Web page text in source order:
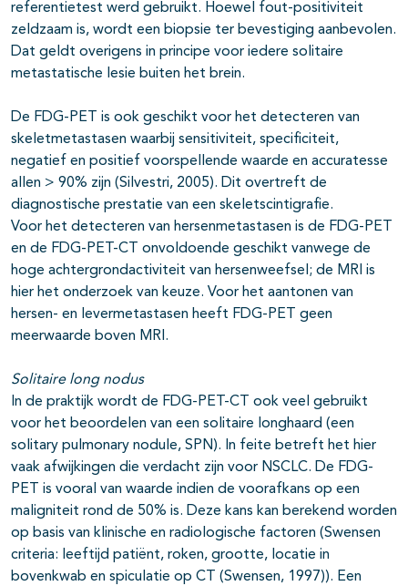
referentietest werd gebruikt. Hoewel fout-positiviteit
zeldzaam is, wordt een biopsie ter bevestiging aanbevolen.
Dat geldt overigens in principe voor iedere solitaire
metastatische lesie buiten het brein.
De FDG-PET is ook geschikt voor het detecteren van
skeletmetastasen waarbij sensitiviteit, specificiteit,
negatief en positief voorspellende waarde en accuratesse
allen > 90% zijn (Silvestri, 2005). Dit overtreft de
diagnostische prestatie van een skeletscintigrafie.
Voor het detecteren van hersenmetastasen is de FDG-PET
en de FDG-PET-CT onvoldoende geschikt vanwege de
hoge achtergrondactiviteit van hersenweefsel; de MRI is
hier het onderzoek van keuze. Voor het aantonen van
hersen- en levermetastasen heeft FDG-PET geen
meerwaarde boven MRI.
Solitaire long nodus
In de praktijk wordt de FDG-PET-CT ook veel gebruikt
voor het beoordelen van een solitaire longhaard (een
solitary pulmonary nodule, SPN). In feite betreft het hier
vaak afwijkingen die verdacht zijn voor NSCLC. De FDG-
PET is vooral van waarde indien de voorafkans op een
maligniteit rond de 50% is. Deze kans kan berekend worden
op basis van klinische en radiologische factoren (Swensen
criteria: leeftijd patiënt, roken, grootte, locatie in
bovenkwab en spiculatie op CT (Swensen, 1997)). Een